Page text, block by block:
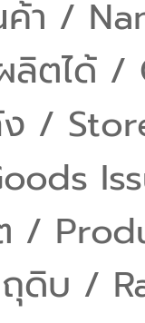
า /
ลิตได้
ง /
/
ดิบ /